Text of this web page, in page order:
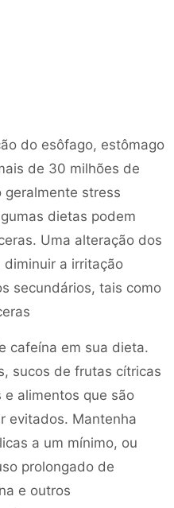
do esôfago, estômago
de 30 milhões de
geralmente stress
dietas podem
Uma alteração dos
a irritação
secundários, tais como
cafeína em sua dieta.
sucos de frutas cítricas
alimentos que são
evitados. Mantenha
a um mínimo, ou
prolongado de
e outros